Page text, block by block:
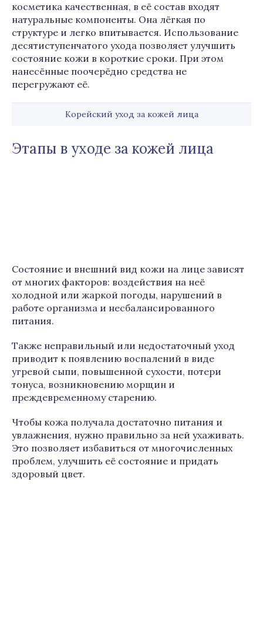
косметика качественная, в её состав входят
натуральные компоненты. Она лёгкая по
структуре и легко впитывается. Использование
десятиступенчатого ухода позволяет улучшить
состояние кожи в короткие сроки. При этом
нанесённые поочерёдно средства не
перегружают её.
Корейский уход за кожей лица
Этапы в уходе за кожей лица
Состояние и внешний вид кожи на лице зависят
от многих факторов: воздействия на неё
холодной или жаркой погоды, нарушений в
работе организма и несбалансированного
питания.
Также неправильный или недостаточный уход
приводит к появлению воспалений в виде
угревой сыпи, повышенной сухости, потери
тонуса, возникновению морщин и
преждевременному старению.
Чтобы кожа получала достаточно питания и
увлажнения, нужно правильно за ней ухаживать.
Это позволяет избавиться от многочисленных
проблем, улучшить её состояние и придать
здоровый цвет.